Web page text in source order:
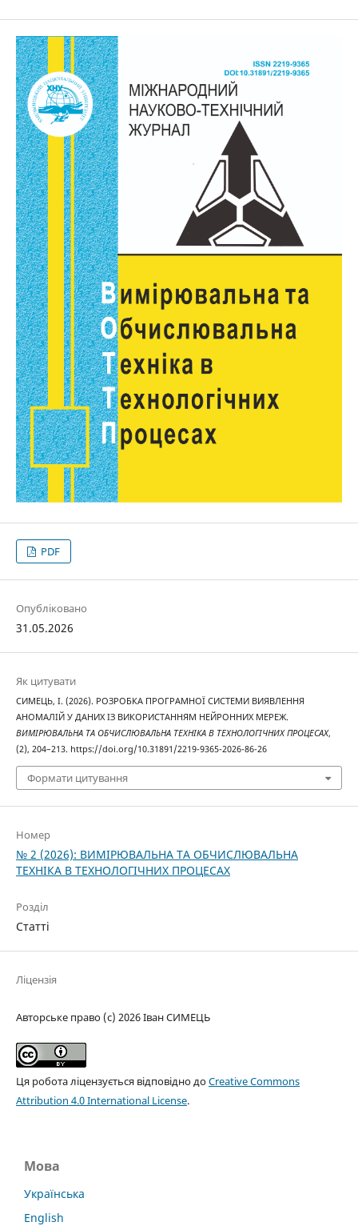
PDF
Опубліковано
31.05.2026
Як цитувати
СИМЕЦЬ, І. (2026). РОЗРОБКА ПРОГРАМНОЇ СИСТЕМИ ВИЯВЛЕННЯ
АНОМАЛІЙ У ДАНИХ ІЗ ВИКОРИСТАННЯМ НЕЙРОННИХ МЕРЕЖ.
ВИМІРЮВАЛЬНА ТА ОБЧИСЛЮВАЛЬНА ТЕХНІКА В ТЕХНОЛОГІЧНИХ ПРОЦЕСАХ,
(2), 204–213. https://doi.org/10.31891/2219-9365-2026-86-26
Формати цитування
Номер
№ 2 (2026): ВИМІРЮВАЛЬНА ТА ОБЧИСЛЮВАЛЬНА
ТЕХНІКА В ТЕХНОЛОГІЧНИХ ПРОЦЕСАХ
Розділ
Статті
Ліцензія
Авторське право (c) 2026 Іван СИМЕЦЬ
Ця робота ліцензується відповідно доCreative Commons
Attribution 4.0 International License.
Мова
Українська
English